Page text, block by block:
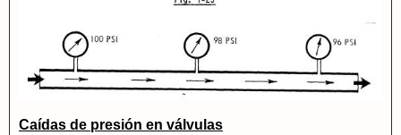
Caídas de presión en válvulas